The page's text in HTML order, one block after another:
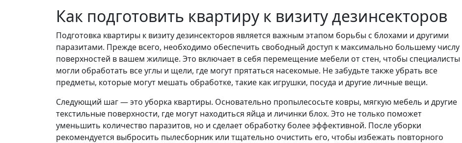
Как подготовить квартиру к визиту дезинсекторов
Подготовка квартиры к визиту дезинсекторов является важным этапом борьбы с блохами и другими
паразитами. Прежде всего, необходимо обеспечить свободный доступ к максимально большему числу
поверхностей в вашем жилище. Это включает в себя перемещение мебели от стен, чтобы специалисты
могли обработать все углы и щели, где могут прятаться насекомые. Не забудьте также убрать все
предметы, которые могут мешать обработке, такие как игрушки, посуда и другие личные вещи.
Следующий шаг — это уборка квартиры. Основательно пропылесосьте ковры, мягкую мебель и другие
текстильные поверхности, где могут находиться яйца и личинки блох. Это не только поможет
уменьшить количество паразитов, но и сделает обработку более эффективной. После уборки
рекомендуется выбросить пылесборник или тщательно очистить его, чтобы избежать повторного